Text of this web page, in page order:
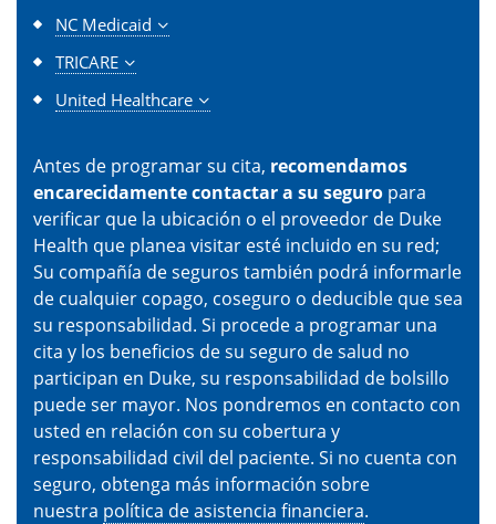
NC Medicaid
TRICARE
United Healthcare
Antes de programar su cita, recomendamos
encarecidamente contactar a su seguro para
verificar que la ubicación o el proveedor de Duke
Health que planea visitar esté incluido en su red;
Su compañía de seguros también podrá informarle
de cualquier copago, coseguro o deducible que sea
su responsabilidad. Si procede a programar una
cita y los beneficios de su seguro de salud no
participan en Duke, su responsabilidad de bolsillo
puede ser mayor. Nos pondremos en contacto con
usted en relación con su cobertura y
responsabilidad civil del paciente. Si no cuenta con
seguro, obtenga más información sobre
nuestra política de asistencia financiera.